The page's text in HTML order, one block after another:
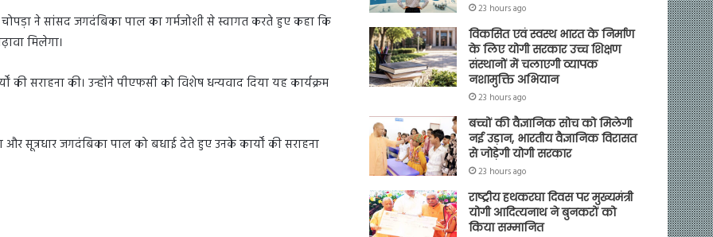
चोपड़ा ने सांसद जगदंबिका पाल का गर्मजोशी से स्वागत करते हुए कहा कि
मिलेगा।
सराहना की। उन्होंने पीएफसी को विशेष धन्यवाद दिया यह कार्यक्रम
सूत्रधार जगदंबिका पाल को बधाई देते हुए उनके कार्यों की सराहना
23 hours ago
विकसित एवं स्वस्थ भारत के निर्माण
के लिए योगी सरकार उच्च शिक्षण
संस्थानों में चलाएगी व्यापक
नशामुक्ति अभियान
23 hours ago
बच्चों की वैज्ञानिक सोच को मिलेगी
नई उड़ान, भारतीय वैज्ञानिक विरासत
से जोड़ेगी योगी सरकार
23 hours ago
राष्ट्रीय हथकरघा दिवस पर मुख्यमंत्री
योगी आदित्यनाथ ने बुनकरों को
किया सम्मानित